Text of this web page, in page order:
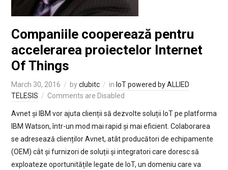
Companiile cooperează pentru
accelerarea proiectelor Internet
Of Things
March 30, 2016 byclubitc in IoT powered by ALLIED
TELESIS
Comments are Disabled
Avnet și IBM vor ajuta clienții să dezvolte soluții IoT pe platforma
IBM Watson, într-un mod mai rapid și mai eficient. Colaborarea
se adresează clienților Avnet, atât producători de echipamente
(OEM) cât și furnizori de soluții și integratori care doresc să
exploateze oportunitățile legate de IoT, un domeniu care va